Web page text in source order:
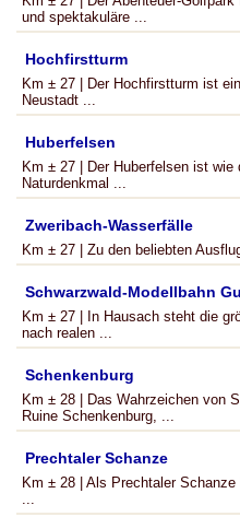
und spektakuläre ...
Hochfirstturm
Km ± 27 | Der Hochfirstturm ist
Neustadt ...
Huberfelsen
Km ± 27 | Der Huberfelsen ist
Naturdenkmal ...
Zweribach-Wasserfälle
Km ± 27 | Zu den beliebten
Schwarzwald-Modellbahn
Km ± 27 | In Hausach steht die
nach realen ...
Schenkenburg
Km ± 28 | Das Wahrzeichen von
Ruine Schenkenburg, ...
Prechtaler Schanze
Km ± 28 | Als Prechtaler
...